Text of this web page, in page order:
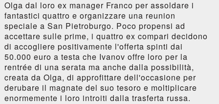
Olga dal loro ex manager Franco per assoldare i
fantastici quattro e organizzare una reunion
speciale a San Pietroburgo. Poco propensi ad
accettare sulle prime, i quattro ex compari decidono
di accogliere positivamente l'offerta spinti dai
50.000 euro a testa che Ivanov offre loro per la
rentrée di una serata ma anche dalla possibilità,
creata da Olga, di approfittare dell'occasione per
derubare il magnate del suo tesoro e moltiplicare
enormemente i loro introiti dalla trasferta russa.